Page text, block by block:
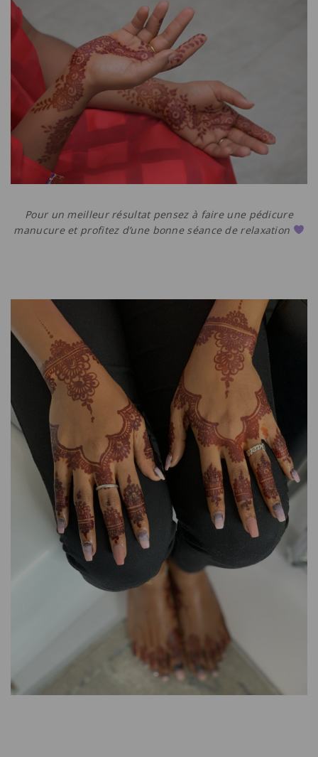
Pour un meilleur résultat pensez à faire une pédicure
manucure et profitez d’une bonne séance de relaxation